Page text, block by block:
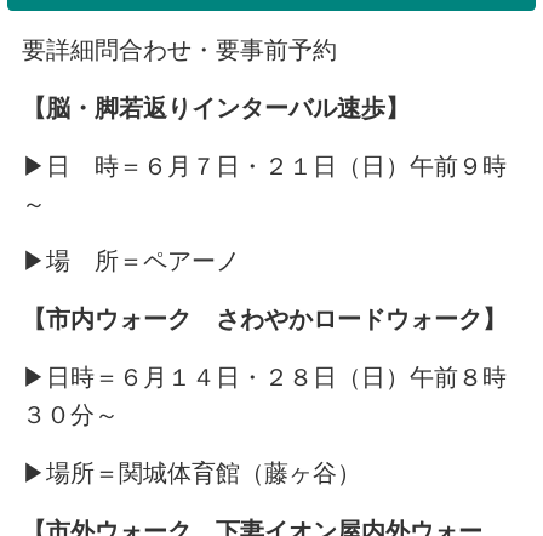
要詳細問合わせ・要事前予約
【脳・脚若返りインターバル速歩】
▶日 時＝６月７日・２１日（日）午前９時
～
▶場 所＝ペアーノ
【市内ウォーク さわやかロードウォーク】
▶日時＝６月１４日・２８日（日）午前８時
３０分～
▶場所＝関城体育館（藤ヶ谷）